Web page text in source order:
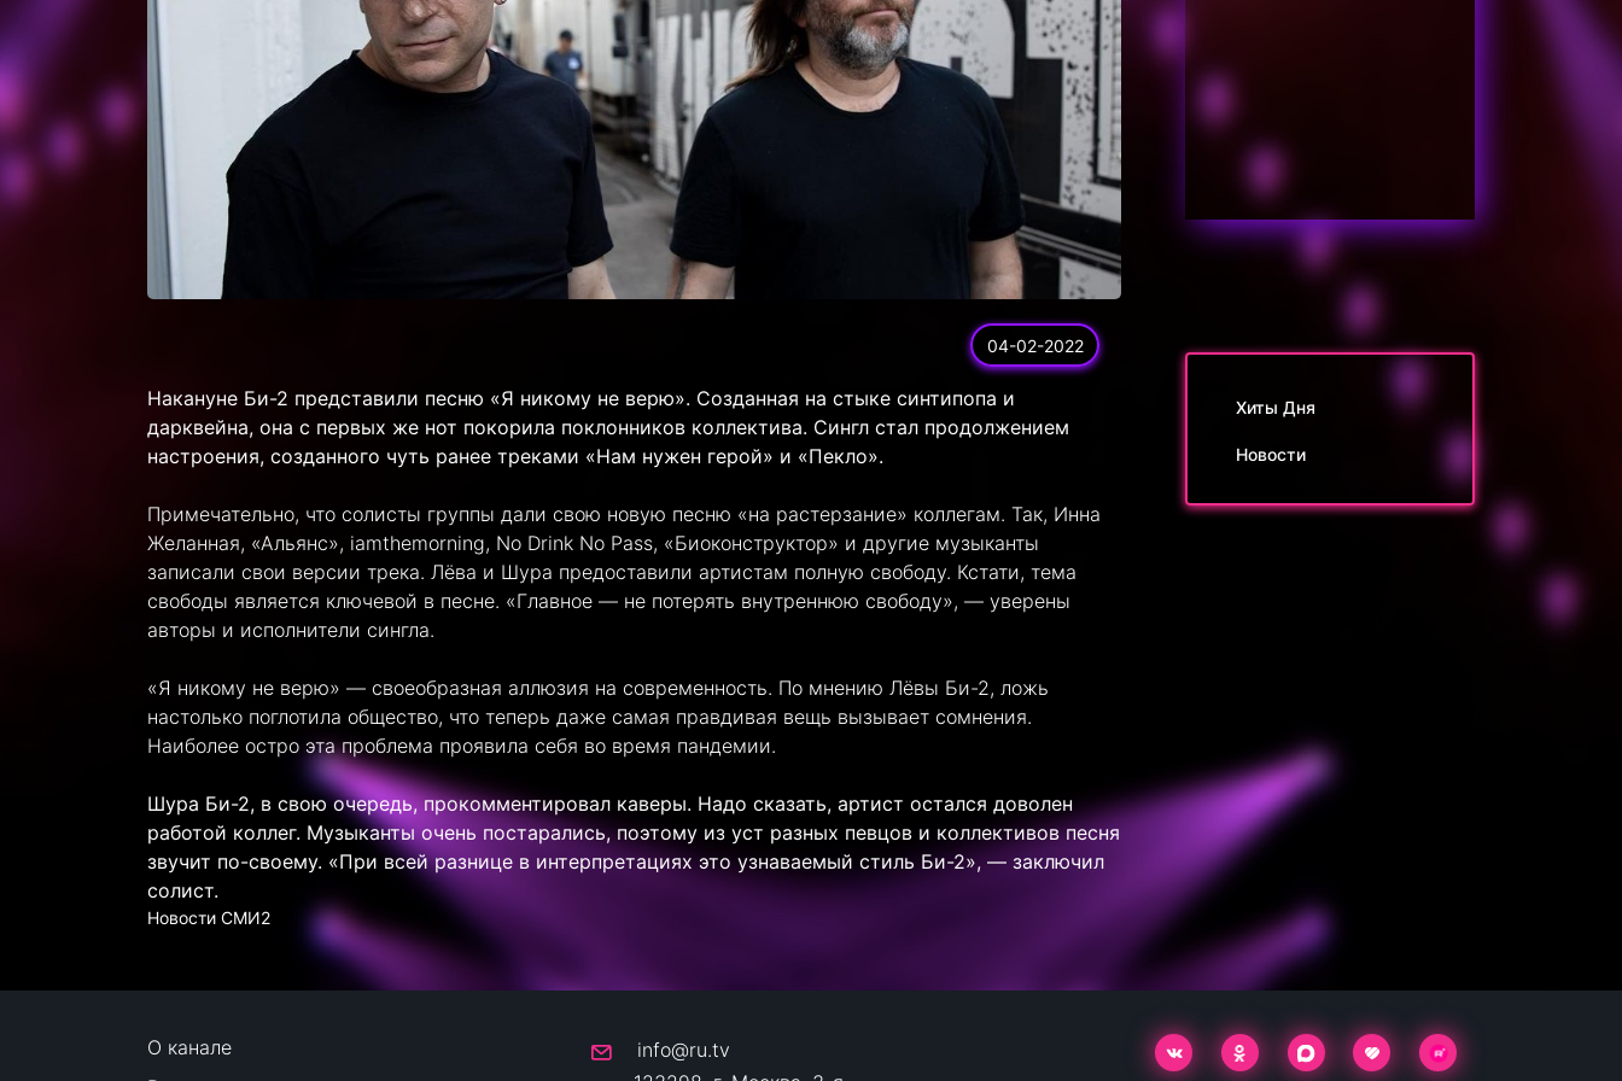
04-02-2022
Накануне Би-2 представили песню «Я никому не верю». Созданная на стыке синтипопа и
дарквейна, она с первых же нот покорила поклонников коллектива. Сингл стал продолжением
настроения, созданного чуть ранее треками «Нам нужен герой» и «Пекло».
Примечательно, что солисты группы дали свою новую песню «на растерзание» коллегам. Так, Инна
Желанная, «Альянс», iamthemorning, No Drink No Pass, «Биоконструктор» и другие музыканты
записали свои версии трека. Лёва и Шура предоставили артистам полную свободу. Кстати, тема
свободы является ключевой в песне. «Главное — не потерять внутреннюю свободу», — уверены
авторы и исполнители сингла.
«Я никому не верю» — своеобразная аллюзия на современность. По мнению Лёвы Би-2, ложь
настолько поглотила общество, что теперь даже самая правдивая вещь вызывает сомнения.
Наиболее остро эта проблема проявила себя во время пандемии.
Шура Би-2, в свою очередь, прокомментировал каверы. Надо сказать, артист остался доволен
работой коллег. Музыканты очень постарались, поэтому из уст разных певцов и коллективов песня
звучит по-своему. «При всей разнице в интерпретациях это узнаваемый стиль Би-2», — заключил
солист.
Новости СМИ2
Хиты Дня
Новости
О канале
info@ru.tv